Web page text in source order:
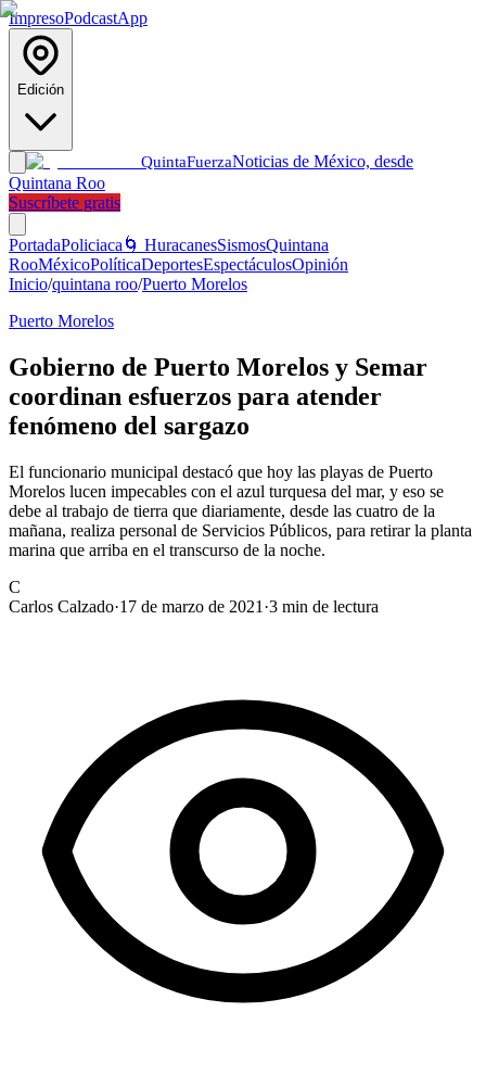
ImpresoPodcastApp
Edición
QuintaFuerzaNoticias de México, desde
Quintana Roo
Suscríbete gratis
PortadaPoliciaca 🌀 HuracanesSismosQuintana
RooMéxicoPolíticaDeportesEspectáculosOpinión
Inicio/quintana roo/Puerto Morelos
Puerto Morelos
Gobierno de Puerto Morelos y Semar
coordinan esfuerzos para atender
fenómeno del sargazo
El funcionario municipal destacó que hoy las playas de Puerto
Morelos lucen impecables con el azul turquesa del mar, y eso se
debe al trabajo de tierra que diariamente, desde las cuatro de la
mañana, realiza personal de Servicios Públicos, para retirar la planta
marina que arriba en el transcurso de la noche.
C
Carlos Calzado·17 de marzo de 2021 ·3 min de lectura